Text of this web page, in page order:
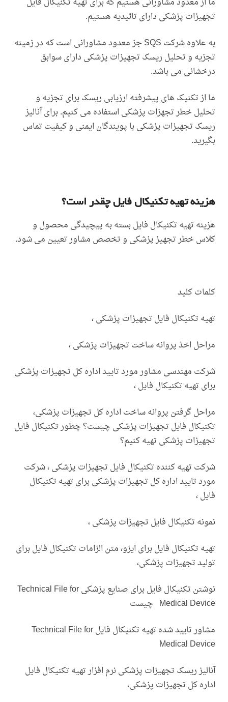
تجهیزات پزشکی دارای تائیدیه هستیم.
به علاوه شرکت SQS جز معدود مشاورانی است که در زمینه
تجزیه و تحلیل ریسک تجهیزات پزشکی دارای سوابق
درخشانی می باشد.
ما از تکنیک های پیشرفته ارزیابی ریسک برای تجزیه و
تحلیل خطر تجهزات پزشکی استفاده می کنیم. برای آنالیز
ریسک تجهیزات پزشکی با پویندگان ایمنی و کیفیت تماس
بگیرید.
هزینه تهیه تکنیکال فایل چقدر است؟
هزینه تهیه تکنیکال فایل بسته به پیچیدگی محصول و
کلاس خطر تجهیز پزشکی و تخصص مشاور تعیین می شود.
کلمات کلید
تهیه تکنیکال فایل تجهیزات پزشکی ،
مراحل اخذ پروانه ساخت تجهیزات پزشکی ،
شرکت مهندسی مشاور مورد تایید اداره کل تجهیزات پزشکی
برای تهیه تکنیکال فایل ،
مراحل گرفتن پروانه ساخت اداره کل تجهیزات پزشکی،
تکنیکال فایل تجهیزات پزشکی چیست؟ چطور تکنیکال فایل
تجهیزات پزشکی تهیه کنیم؟
شرکت تهیه کننده تکنیکال فایل تجهیزات پزشکی ، شرکت
مورد تایید اداره کل تجهیزات پزشکی برای تهیه تکنیکال
فایل ،
نمونه تکنیکال فایل تجهیزات پزشکی ،
تهیه تکنیکال فایل برای ایزو، متن الزامات تکنیکال فایل برای
تولید تجهیزات پزشکی،
نوشتن تکنیکال فایل برای صنایع پزشکی Technical File for
Medical Device چیست
مشاور تایید شده تهیه تکنیکال فایل Technical File for
Medical Device
آنالیز ریسک تجهیزات پزشکی نرم افزار تهیه تکنیکال فایل
اداره کل تجهیزات پزشکی،